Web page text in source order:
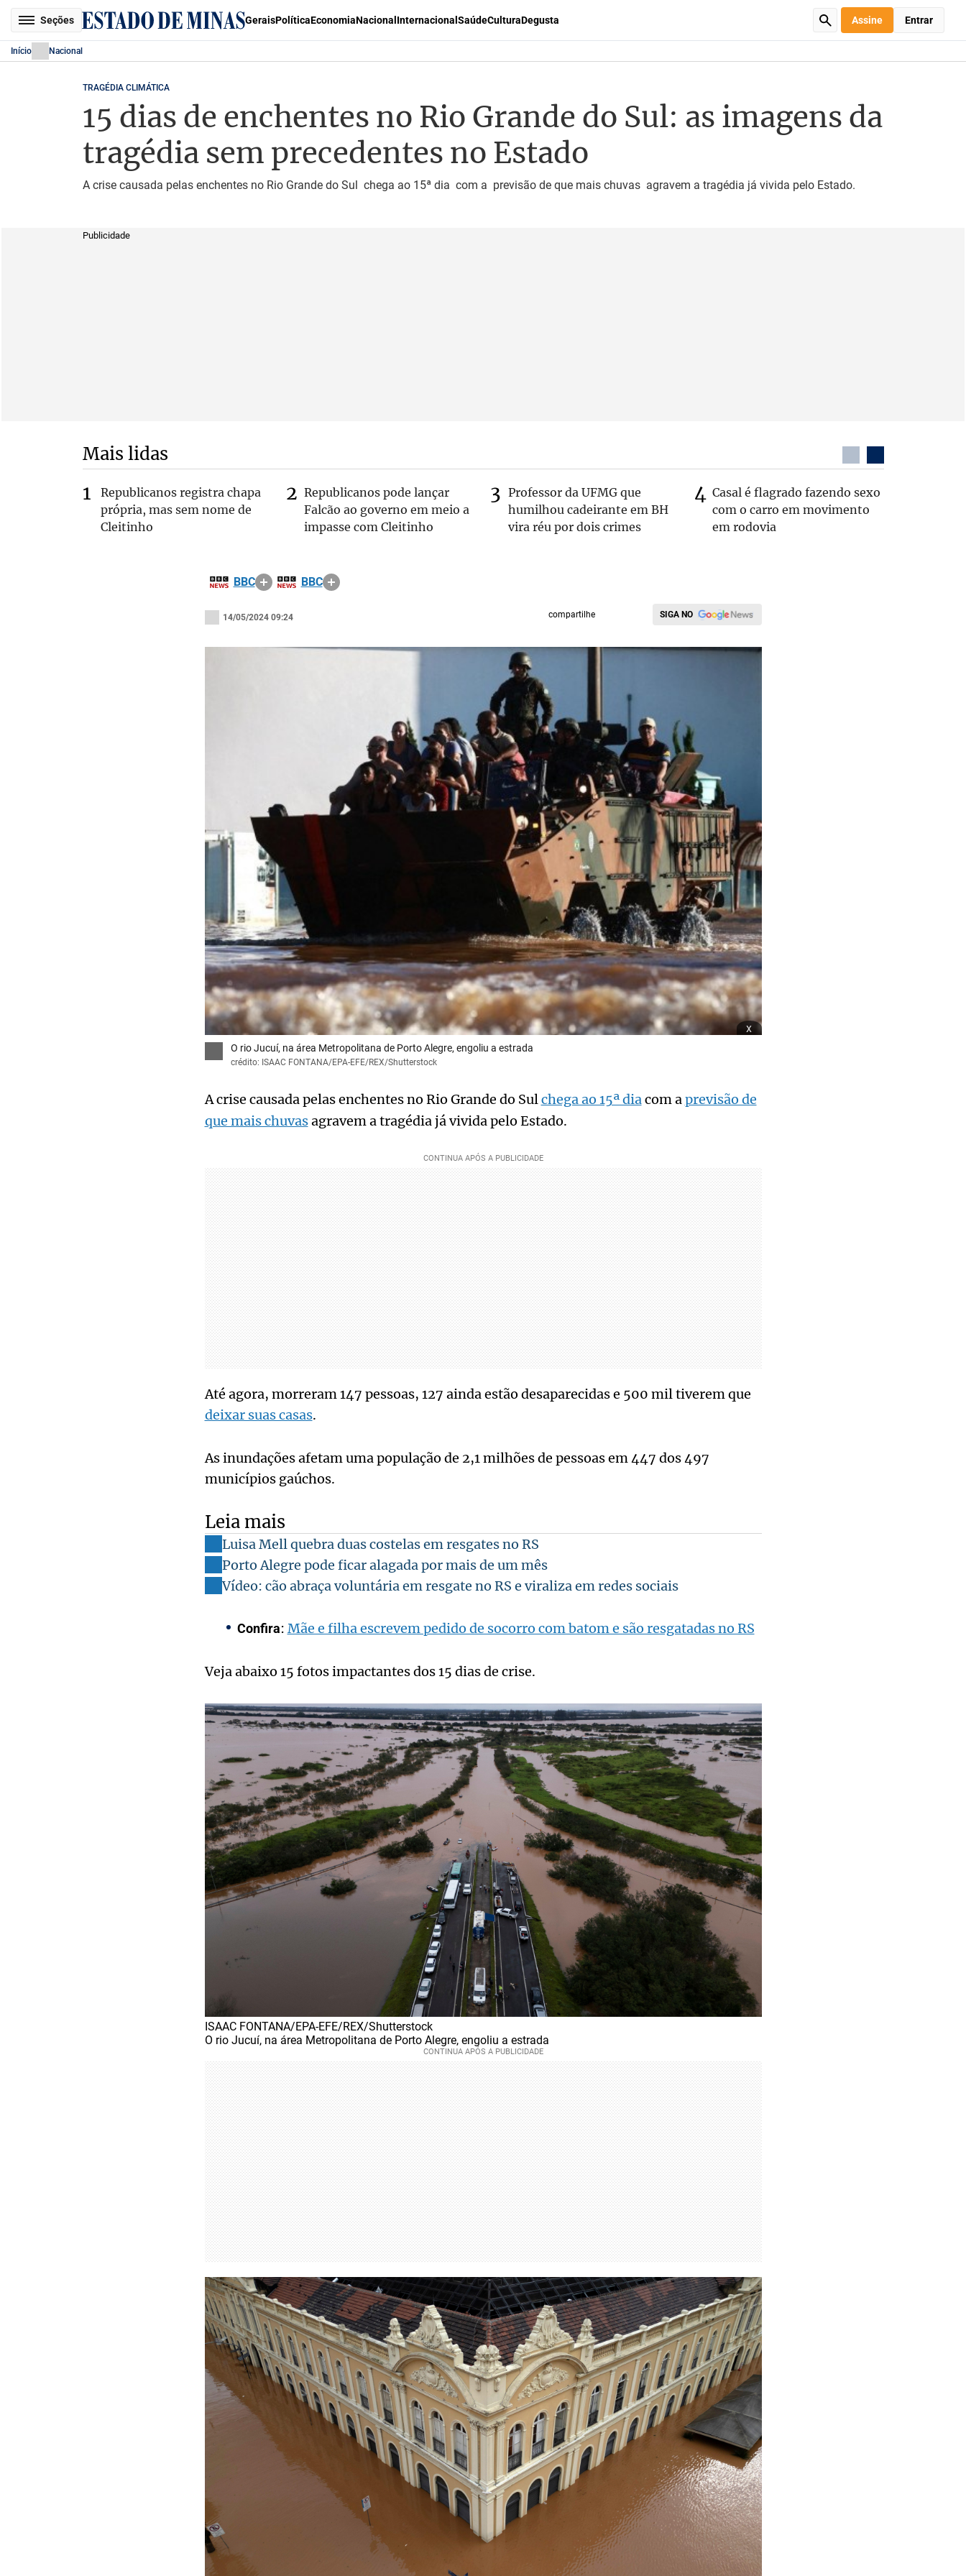
Seções GeraisPolíticaEconomiaNacional Internacional SaúdeCulturaDegusta Assine Entrar
Início Nacional
TRAGÉDIA CLIMÁTICA
15 dias de enchentes no Rio Grande do Sul: as imagens da
tragédia sem precedentes no Estado
A crise causada pelas enchentes no Rio Grande do Sul chega ao 15ª dia com a previsão de que mais chuvas agravem a tragédia já vivida pelo Estado.
Publicidade
Mais lidas
Republicanos registra chapa
própria, mas sem nome de
Cleitinho
Republicanos pode lançar
Falcão ao governo em meio a
impasse com Cleitinho
Professor da UFMG que
humilhou cadeirante em BH
vira réu por dois crimes
Casal é flagrado fazendo sexo
com o carro em movimento
em rodovia
BBC BBC
14/05/2024 09:24 compartilhe SIGA NO
x
O rio Jucuí, na área Metropolitana de Porto Alegre, engoliu a estrada
crédito: ISAAC FONTANA/EPA-EFE/REX/Shutterstock
A crise causada pelas enchentes no Rio Grande do Sulchega ao 15ª diacom aprevisão de
que mais chuvasagravem a tragédia já vivida pelo Estado.
Até agora, morreram 147 pessoas, 127 ainda estão desaparecidas e 500 mil tiverem que
deixar suas casas.
As inundações afetam uma população de 2,1 milhões de pessoas em 447 dos 497
municípios gaúchos.
Leia mais
Luisa Mell quebra duas costelas em resgates no RS
Porto Alegre pode ficar alagada por mais de um mês
Vídeo: cão abraça voluntária em resgate no RS e viraliza em redes sociais
Confira: Mãe e filha escrevem pedido de socorro com batom e são resgatadas no RS
Veja abaixo 15 fotos impactantes dos 15 dias de crise.
ISAAC FONTANA/EPA-EFE/REX/Shutterstock
O rio Jucuí, na área Metropolitana de Porto Alegre, engoliu a estrada